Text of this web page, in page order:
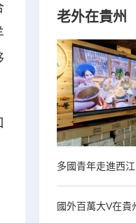
老外在貴州
多國青年走進西
國外百萬大V在貴